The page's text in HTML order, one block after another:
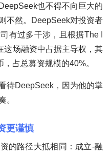
也不得不向巨大的
不然。DeepSeek对投资者
有过多干涉，且根据The I
这场融资中占据主导权，其
占总募资规模的40%。
待DeepSeek，因为他的掌
。
更谨慎
的路径大抵相同：成立-融